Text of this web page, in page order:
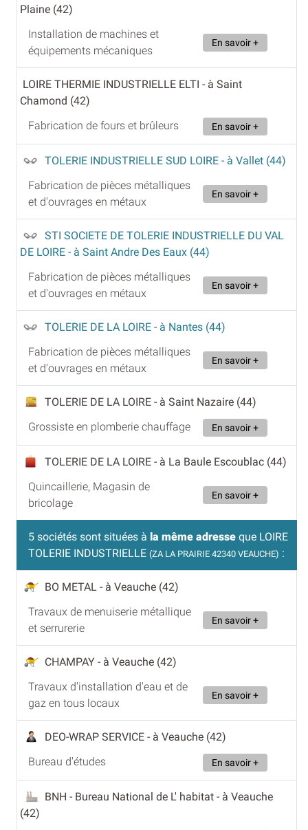
Plaine (42)
Installation de machines et
équipements mécaniques
En savoir +
LOIRE THERMIE INDUSTRIELLE ELTI - à Saint
Chamond (42)
Fabrication de fours et brûleurs
En savoir +
TOLERIE INDUSTRIELLE SUD LOIRE - à Vallet (44)
Fabrication de pièces métalliques
et d'ouvrages en métaux
En savoir +
STI SOCIETE DE TOLERIE INDUSTRIELLE DU VAL
DE LOIRE - à Saint Andre Des Eaux (44)
Fabrication de pièces métalliques
et d'ouvrages en métaux
En savoir +
TOLERIE DE LA LOIRE - à Nantes (44)
Fabrication de pièces métalliques
et d'ouvrages en métaux
En savoir +
TOLERIE DE LA LOIRE - à Saint Nazaire (44)
Grossiste en plomberie chauffage
En savoir +
TOLERIE DE LA LOIRE - à La Baule Escoublac (44)
Quincaillerie, Magasin de
bricolage
En savoir +
5 sociétés sont situées à la même adresse que LOIRE
TOLERIE INDUSTRIELLE (ZA LA PRAIRIE 42340 VEAUCHE) :
BO METAL - à Veauche (42)
Travaux de menuiserie métallique
et serrurerie
En savoir +
CHAMPAY - à Veauche (42)
Travaux d'installation d'eau et de
gaz en tous locaux
En savoir +
DEO-WRAP SERVICE - à Veauche (42)
Bureau d'études
En savoir +
BNH - Bureau National de L' habitat - à Veauche
(42)